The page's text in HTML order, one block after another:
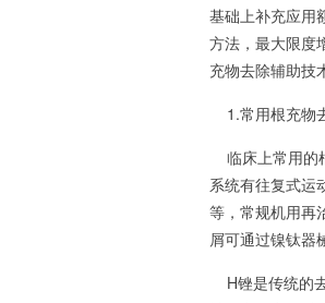
基础上补充应用
方法，最大限度
充物去除辅助技
1.常用根充物
临床上常用的
系统有往复式运
等，常规机用再
屑可通过镍钛器
H锉是传统的